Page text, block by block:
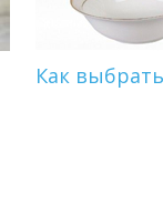
Как